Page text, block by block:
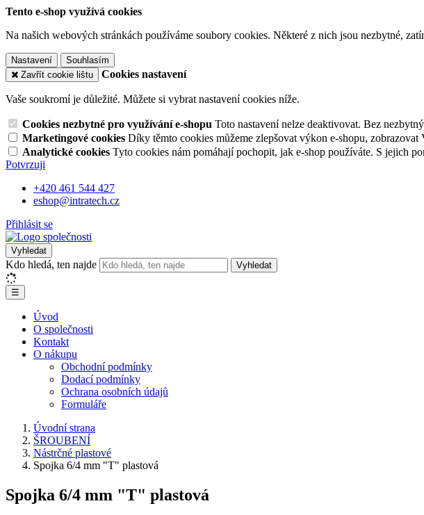
Tento e-shop využívá cookies
Na našich webových stránkách používáme soubory cookies. Některé z nich jsou nezbytné,
Nastavení
Souhlasím
Zavřít cookie lištu
Cookies nastavení
Vaše soukromí je důležité. Můžete si vybrat nastavení cookies níže.
Cookies nezbytné pro využívání e-shopu Toto nastavení nelze deaktivovat. Bez
Marketingové cookies Díky těmto cookies můžeme zlepšovat výkon e-shopu,
Analytické cookies Tyto cookies nám pomáhají pochopit, jak e-shop používáte. S jejich
Potvrzuji
+420 461 544 427
eshop@intratech.cz
Přihlásit se
Vyhledat
Kdo hledá, ten najde Vyhledat
☰
Úvod
O společnosti
Kontakt
O nákupu
Obchodní podmínky
Dodací podmínky
Ochrana osobních údajů
Formuláře
Úvodní strana
ŠROUBENÍ
Nástrčné plastové
Spojka 6/4 mm "T" plastová
Spojka 6/4 mm "T" plastová